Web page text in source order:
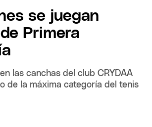
se juegan
Primera
las canchas del club CRYDAA
de la máxima categoría del tenis